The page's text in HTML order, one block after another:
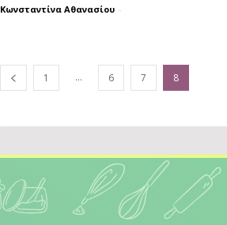
Κωνσταντίνα Αθανασίου -
1 ... 6 7 8